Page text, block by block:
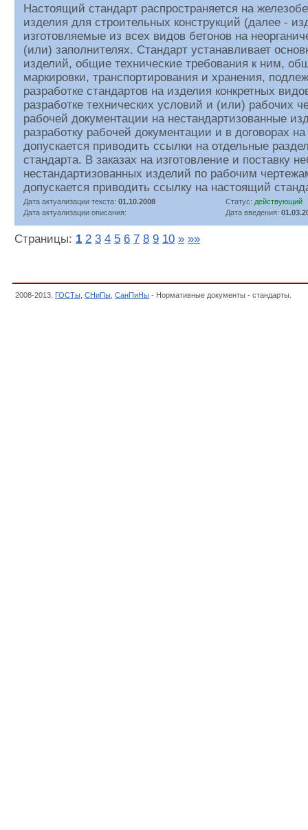
Настоящий стандарт распространяется на
изделия для строительных конструкций (далее -
изготовляемые из всех видов бетонов на
(или) заполнителях. Стандарт устанавливает
изделий, общие технические требования к ним,
маркировки, транспортирования и хранения,
разработке стандартов на изделия конкретных
разработке технических условий и (или) рабочих
рабочей документации на нестандартизованные
разработку рабочей документации и в договорах
допускается приводить ссылки на отдельные
стандарта. В заказах на изготовление и поставку
нестандартизованных изделий по рабочим
допускается приводить ссылку на настоящий
Дата актуализации текста: 01.10.2008 Статус: действующий
Дата актуализации описания:
Дата введения:
Страницы: 1 2 3 4 5 6 7 8 9 10 » »»
2008-2013. ГОСТы СНиПы СанПиНы - Нормативные документы - стандарты.